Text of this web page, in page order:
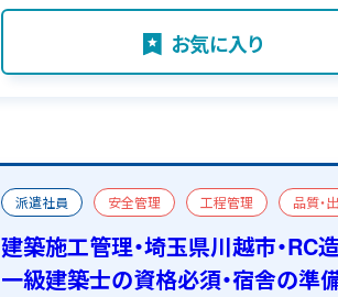
お気に入り
派遣社員 安全管理 工程管理 品質・
工場・倉庫
改修 一級建築施工管理技士
建築施工管理・埼玉県川越市・RC
一級建築士の資格必須・宿舎の準